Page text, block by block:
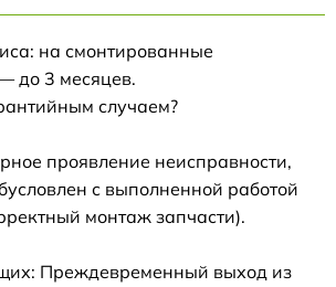
на смонтированные
до 3 месяцев.
случаем?
проявление неисправности,
с выполненной работой
монтаж запчасти).
Преждевременный выход из